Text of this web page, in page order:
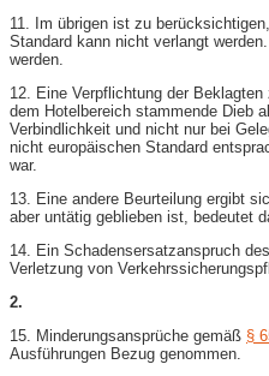
11. Im übrigen ist zu
Standard kann nicht verlangt
werden.
12. Eine Verpflichtung der
dem Hotelbereich stammende Dieb
Verbindlichkeit und nicht nur bei
nicht europäischen Standard
war.
13. Eine andere Beurteilung ergibt
aber untätig geblieben ist, bedeutet
14. Ein Schadensersatzanspruch
Verletzung von
2.
15. Minderungsansprüche gemäß §
Ausführungen Bezug genommen.